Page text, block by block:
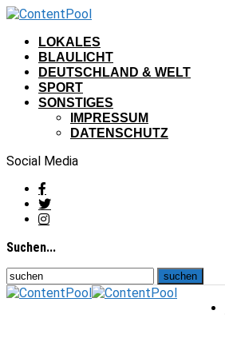
LOKALES
BLAULICHT
DEUTSCHLAND & WELT
SPORT
SONSTIGES
IMPRESSUM
DATENSCHUTZ
Social Media
Suchen...